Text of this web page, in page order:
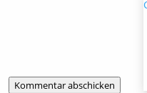
Kommentar abschicken